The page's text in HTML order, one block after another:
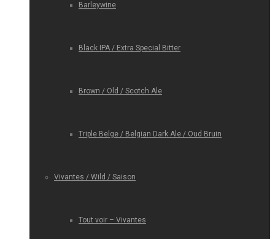
Barleywine
Black IPA / Extra Special Bitter
Brown / Old / Scotch Ale
Triple Belge / Belgian Dark Ale / Oud Bruin
Vivantes / Wild / Saison
Tout voir – Vivantes